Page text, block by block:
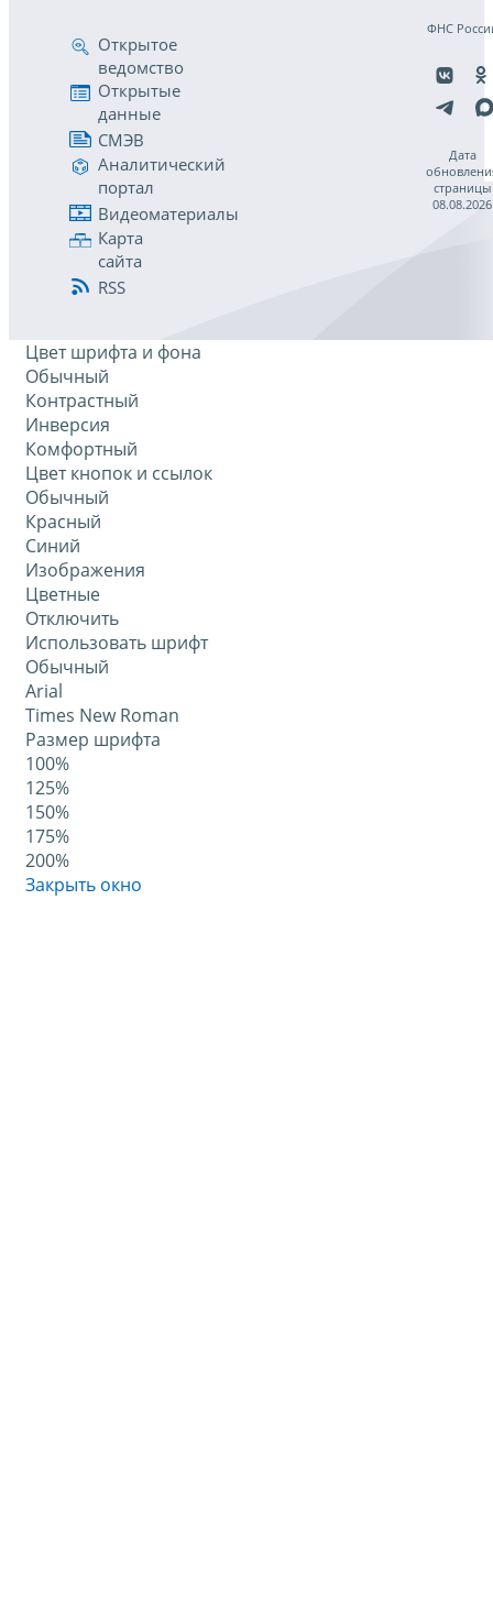
Открытое
ведомство
Открытые
данные
СМЭВ
Аналитический
портал
Видеоматериалы
Карта
сайта
RSS
ФНС
Дата
страницы
08.08.2026
Цвет шрифта и фона
Обычный
Контрастный
Инверсия
Комфортный
Цвет кнопок и ссылок
Обычный
Красный
Синий
Изображения
Цветные
Отключить
Использовать шрифт
Обычный
Arial
Times New Roman
Размер шрифта
100%
125%
150%
175%
200%
Закрыть окно